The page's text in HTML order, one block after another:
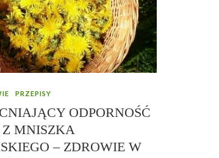
PRZEPISY
ODPORNOŚĆ
Z MNISZKA
– ZDROWIE W